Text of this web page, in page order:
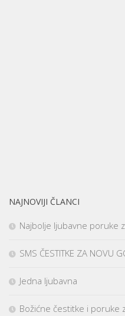
NAJNOVIJI ČLANCI
Najbolje ljubavne poruke
SMS ČESTITKE ZA NOVU
Jedna ljubavna
Božićne čestitke i poruke